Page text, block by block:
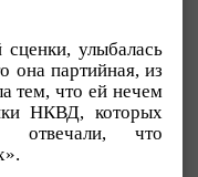
улыбалась
она партийная, из
тем, что ей нечем
НКВД, которых
отвечали, что